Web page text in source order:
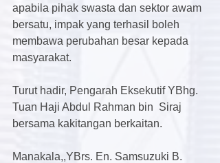
apabila pihak swasta dan sektor awam
bersatu, impak yang terhasil boleh
membawa perubahan besar kepada
masyarakat.
Turut hadir, Pengarah Eksekutif YBhg.
Tuan Haji Abdul Rahman bin  Siraj
bersama kakitangan berkaitan.
Manakala,,YBrs. En. Samsuzuki B.